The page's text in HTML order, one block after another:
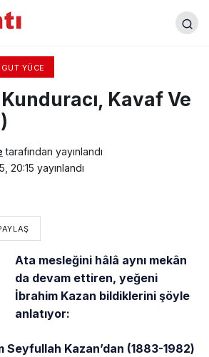
YÜCE
Kavaf Ve
tarafından yayınlandı
20:15 yayınlandı
Ata mesleğini hâlâ aynı mekân
da devam ettiren, yeğeni
İbrahim Kazan bildiklerini şöyle
anlatıyor:
Seyfullah Kazan’dan (1883-1982)
Kavaf Ve Saraçlar (2)